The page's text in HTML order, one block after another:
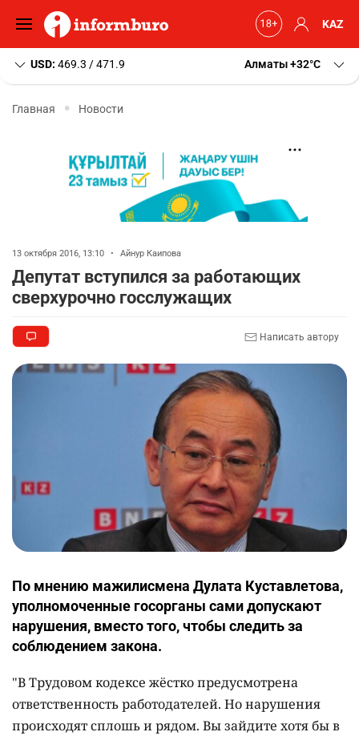
KAZ
USD: 469.3 / 471.9 Алматы+32 C
Главная Новости
13 октября 2016, 13:10 • Айнур Каипова
Депутат вступился за работающих
сверхурочно госслужащих
Написать автору
По мнению мажилисмена Дулата Куставлетова,
уполномоченные госорганы сами допускают
нарушения, вместо того, чтобы следить за
соблюдением закона.
"В Трудовом кодексе жёстко предусмотрена
ответственность работодателей. Но нарушения
происходят сплошь и рядом. Вы зайдите хотя бы в